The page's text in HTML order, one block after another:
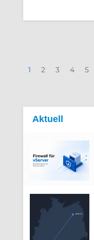
1 2 3 4 5
Aktuell